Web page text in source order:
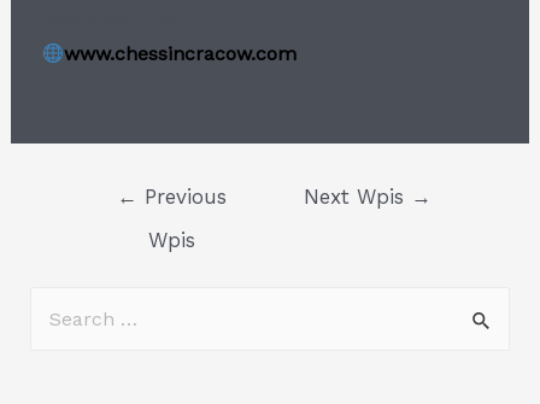
www.chessincracow.com
← Previous
Wpis
Next Wpis →